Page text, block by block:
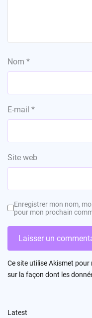
Nom *
E-mail *
Site web
Enregistrer mon nom,
pour mon prochain
Ce site utilise Akismet pour
sur la façon dont les
Latest